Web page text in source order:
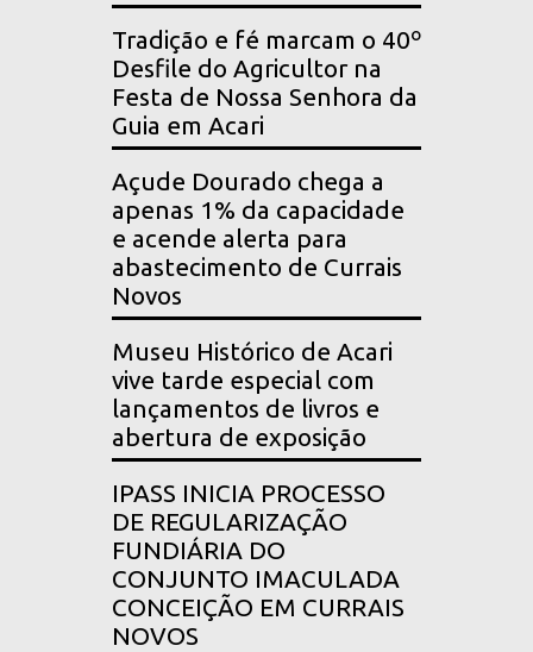
Tradição e fé marcam o 40º
Desfile do Agricultor na
Festa de Nossa Senhora da
Guia em Acari
Açude Dourado chega a
apenas 1% da capacidade
e acende alerta para
abastecimento de Currais
Novos
Museu Histórico de Acari
vive tarde especial com
lançamentos de livros e
abertura de exposição
IPASS INICIA PROCESSO
DE REGULARIZAÇÃO
FUNDIÁRIA DO
CONJUNTO IMACULADA
CONCEIÇÃO EM CURRAIS
NOVOS